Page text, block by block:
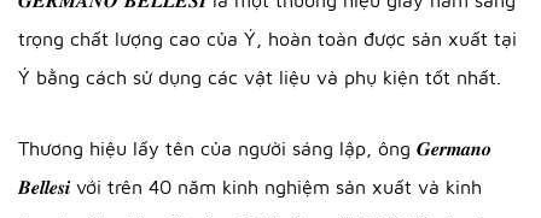
trọng chất lượng cao của Ý, hoàn toàn được sản xuất tại
Ý bằng cách sử dụng các vật liệu và phụ kiện tốt nhất.
Thương hiệu lấy tên của người sáng lập, ông 𝑮𝒆𝒓𝒎𝒂𝒏𝒐
𝑩𝒆𝒍𝒍𝒆𝒔𝒊 với trên 40 năm kinh nghiệm sản xuất và kinh